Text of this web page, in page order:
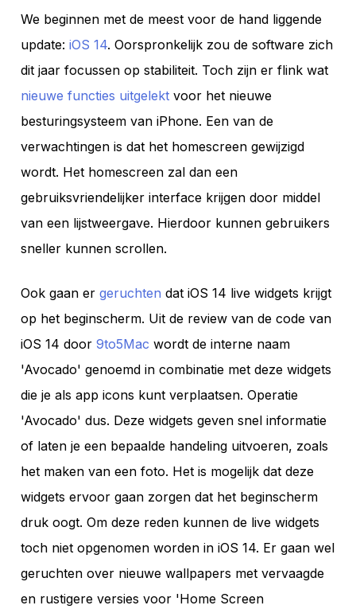
We beginnen met de meest voor de hand liggende
update: iOS 14. Oorspronkelijk zou de software zich
dit jaar focussen op stabiliteit. Toch zijn er flink wat
nieuwe functies uitgelekt voor het nieuwe
besturingsysteem van iPhone. Een van de
verwachtingen is dat het homescreen gewijzigd
wordt. Het homescreen zal dan een
gebruiksvriendelijker interface krijgen door middel
van een lijstweergave. Hierdoor kunnen gebruikers
sneller kunnen scrollen.
Ook gaan er geruchten dat iOS 14 live widgets krijgt
op het beginscherm. Uit de review van de code van
iOS 14 door 9to5Mac wordt de interne naam
'Avocado' genoemd in combinatie met deze widgets
die je als app icons kunt verplaatsen. Operatie
'Avocado' dus. Deze widgets geven snel informatie
of laten je een bepaalde handeling uitvoeren, zoals
het maken van een foto. Het is mogelijk dat deze
widgets ervoor gaan zorgen dat het beginscherm
druk oogt. Om deze reden kunnen de live widgets
toch niet opgenomen worden in iOS 14. Er gaan wel
geruchten over nieuwe wallpapers met vervaagde
en rustigere versies voor 'Home Screen